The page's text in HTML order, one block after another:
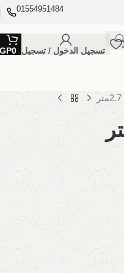
01554951484
تسجيل الدخول / تسجيل 0